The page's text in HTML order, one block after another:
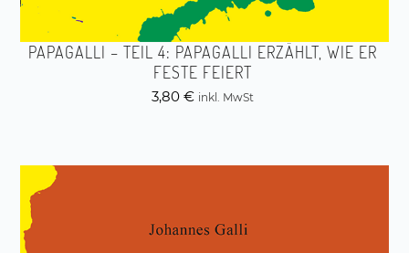
PAPAGALLI – TEIL 4: PAPAGALLI ERZÄHLT, WIE ER
FESTE FEIERT
3,80 € inkl. MwSt